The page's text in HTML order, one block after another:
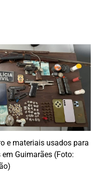
e materiais usados para
Guimarães (Foto: